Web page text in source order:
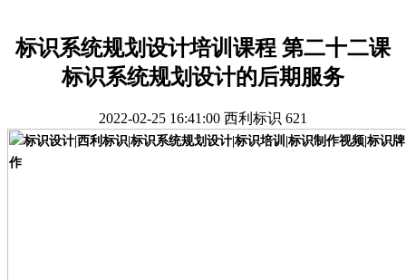
标识系统规划设计培训课程 第二十二课
标识系统规划设计的后期服务
2022-02-25 16:41:00 西利标识 621